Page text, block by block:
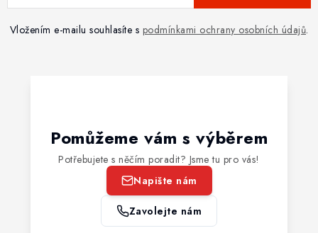
Vložením e-mailu souhlasíte s podmínkami ochrany osobních údajů.
Pomůžeme vám s výběrem
Potřebujete s něčím poradit? Jsme tu pro vás!
Napište nám
Zavolejte nám